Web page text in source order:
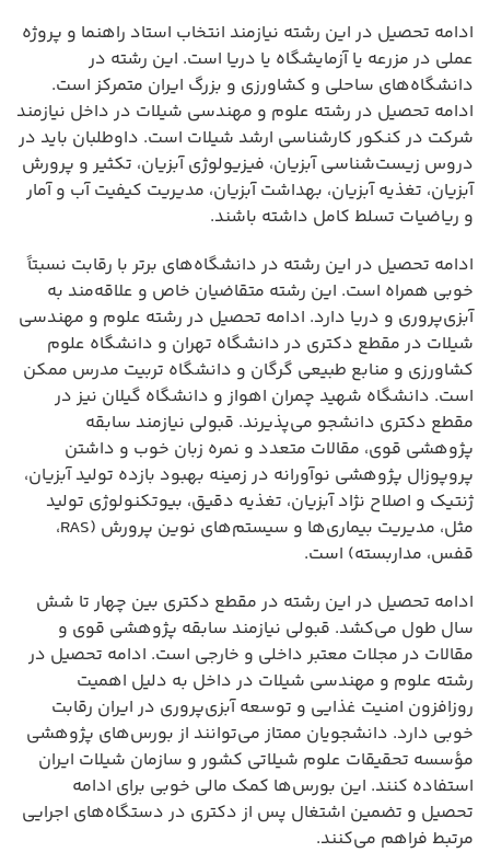
ادامه تحصیل در این رشته نیازمند انتخاب استاد راهنما و پروژه
عملی در مزرعه یا آزمایشگاه یا دریا است. این رشته در
دانشگاه‌های ساحلی و کشاورزی و بزرگ ایران متمرکز است.
ادامه تحصیل در رشته علوم و مهندسی شیلات در داخل نیازمند
شرکت در کنکور کارشناسی ارشد شیلات است. داوطلبان باید در
دروس زیست‌شناسی آبزیان، فیزیولوژی آبزیان، تکثیر و پرورش
آبزیان، تغذیه آبزیان، بهداشت آبزیان، مدیریت کیفیت آب و آمار
و ریاضیات تسلط کامل داشته باشند.
ادامه تحصیل در این رشته در دانشگاه‌های برتر با رقابت نسبتاً
خوبی همراه است. این رشته متقاضیان خاص و علاقه‌مند به
آبزی‌پروری و دریا دارد. ادامه تحصیل در رشته علوم و مهندسی
شیلات در مقطع دکتری در دانشگاه تهران و دانشگاه علوم
کشاورزی و منابع طبیعی گرگان و دانشگاه تربیت مدرس ممکن
است. دانشگاه شهید چمران اهواز و دانشگاه گیلان نیز در
مقطع دکتری دانشجو می‌پذیرند. قبولی نیازمند سابقه
پژوهشی قوی، مقالات متعدد و نمره زبان خوب و داشتن
پروپوزال پژوهشی نوآورانه در زمینه بهبود بازده تولید آبزیان،
ژنتیک و اصلاح نژاد آبزیان، تغذیه دقیق، بیوتکنولوژی تولید
مثل، مدیریت بیماری‌ها و سیستم‌های نوین پرورش (RAS،
قفس، مداربسته) است.
ادامه تحصیل در این رشته در مقطع دکتری بین چهار تا شش
سال طول می‌کشد. قبولی نیازمند سابقه پژوهشی قوی و
مقالات در مجلات معتبر داخلی و خارجی است. ادامه تحصیل در
رشته علوم و مهندسی شیلات در داخل به دلیل اهمیت
روزافزون امنیت غذایی و توسعه آبزی‌پروری در ایران رقابت
خوبی دارد. دانشجویان ممتاز می‌توانند از بورس‌های پژوهشی
مؤسسه تحقیقات علوم شیلاتی کشور و سازمان شیلات ایران
استفاده کنند. این بورس‌ها کمک مالی خوبی برای ادامه
تحصیل و تضمین اشتغال پس از دکتری در دستگاه‌های اجرایی
مرتبط فراهم می‌کنند.